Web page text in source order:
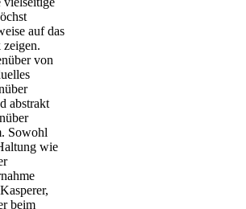
auf das
zeigen.
von
abstrakt
Sowohl
wie
beim